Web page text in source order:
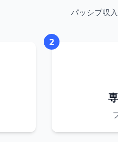
パッシブ収
2